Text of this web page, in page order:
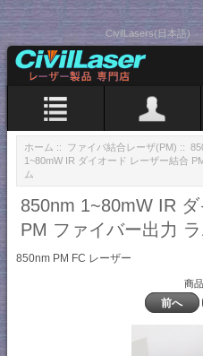
CivilLasers(日本語)
ホーム :: ファイバ結合レーザ(PM) ::
1~80mW IR ダイオード レーザー結合
ム
850nm 1~80mW IR
PM ファイバー出力
850nm PM FC レーザー
商
前へ